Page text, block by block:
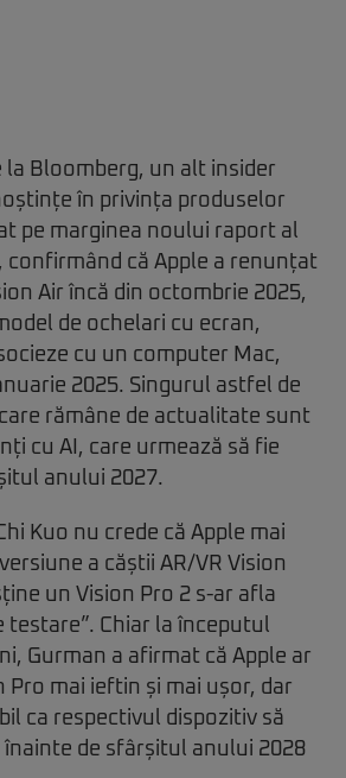
la Bloomberg, un alt insider
în privința produselor
pe marginea noului raport al
confirmând că Apple a renunțat
Air încă din octombrie 2025,
de ochelari cu ecran,
cu un computer Mac,
2025. Singurul astfel de
rămâne de actualitate sunt
cu AI, care urmează să fie
anului 2027.
Kuo nu crede că Apple mai
a căștii AR/VR Vision
un Vision Pro 2 s-ar afla
testare”. Chiar la începutul
Gurman a afirmat că Apple ar
Pro mai ieftin și mai ușor, dar
ca respectivul dispozitiv să
înainte de sfârșitul anului 2028